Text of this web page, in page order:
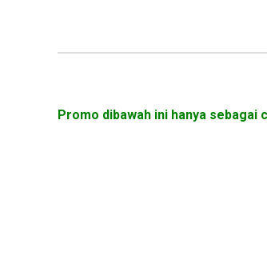
Promo dibawah ini hanya sebagai